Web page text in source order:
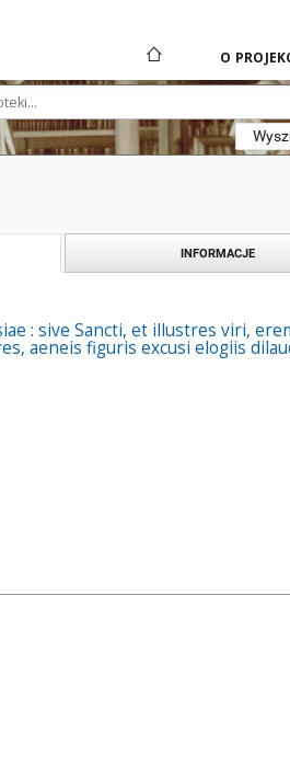
O
INFORMACJE
: sive Sancti, et illustres viri,
aeneis figuris excusi elogiis